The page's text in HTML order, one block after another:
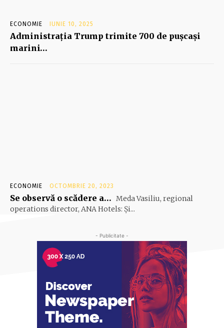
ECONOMIE IUNIE 10, 2025
Administraţia Trump trimite 700 de puşcaşi
marini…
ECONOMIE OCTOMBRIE 20, 2023
Se observă o scădere a… Meda Vasiliu, regional
operations director, ANA Hotels: Şi...
- Publicitate -